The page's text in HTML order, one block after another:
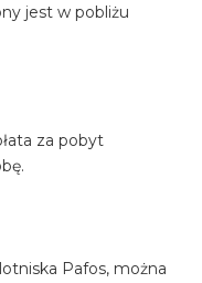
jest w pobliżu
za pobyt
Pafos, można